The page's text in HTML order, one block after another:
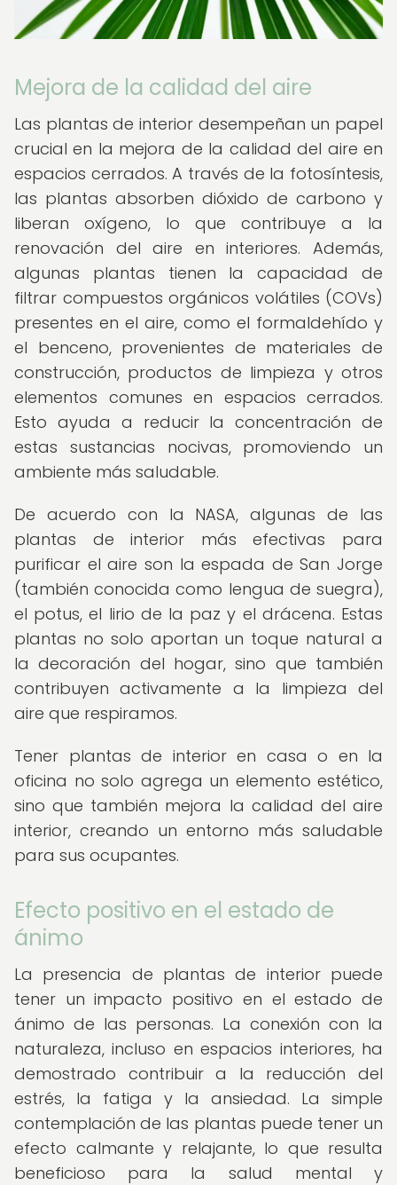
Mejora de la calidad del aire
Las plantas de interior desempeñan un papel
crucial en la mejora de la calidad del aire en
espacios cerrados. A través de la fotosíntesis,
las plantas absorben dióxido de carbono y
liberan oxígeno, lo que contribuye a la
renovación del aire en interiores. Además,
algunas plantas tienen la capacidad de
filtrar compuestos orgánicos volátiles (COVs)
presentes en el aire, como el formaldehído y
el benceno, provenientes de materiales de
construcción, productos de limpieza y otros
elementos comunes en espacios cerrados.
Esto ayuda a reducir la concentración de
estas sustancias nocivas, promoviendo un
ambiente más saludable.
De acuerdo con la NASA, algunas de las
plantas de interior más efectivas para
purificar el aire son la espada de San Jorge
(también conocida como lengua de suegra),
el potus, el lirio de la paz y el drácena. Estas
plantas no solo aportan un toque natural a
la decoración del hogar, sino que también
contribuyen activamente a la limpieza del
aire que respiramos.
Tener plantas de interior en casa o en la
oficina no solo agrega un elemento estético,
sino que también mejora la calidad del aire
interior, creando un entorno más saludable
para sus ocupantes.
Efecto positivo en el estado de
ánimo
La presencia de plantas de interior puede
tener un impacto positivo en el estado de
ánimo de las personas. La conexión con la
naturaleza, incluso en espacios interiores, ha
demostrado contribuir a la reducción del
estrés, la fatiga y la ansiedad. La simple
contemplación de las plantas puede tener un
efecto calmante y relajante, lo que resulta
beneficioso para la salud mental y